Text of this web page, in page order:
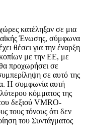
κατέληξαν σε μια
Ένωσης, σύμφωνα
θέσει για την έναρξη
με την ΕΕ, με
προχωρήσει σε
σε αυτό της
Η συμφωνία αυτή
κόμματος της
δεξιού VMRO-
τους τόνους ότι δεν
του Συντάγματος